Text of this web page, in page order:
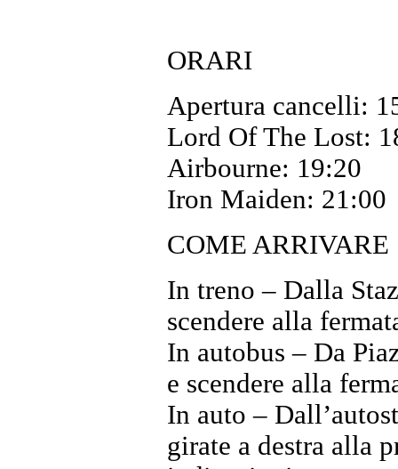
ORARI
Apertura cancelli:
Lord Of The Lost:
Airbourne: 19:20
Iron Maiden: 21:00
COME ARRIVARE
In treno – Dalla
scendere alla
In autobus – Da
e scendere alla
In auto –
girate a destra alla